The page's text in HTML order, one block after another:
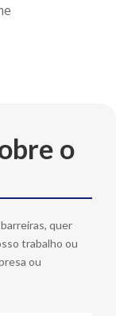
o
quer
trabalho ou
ou